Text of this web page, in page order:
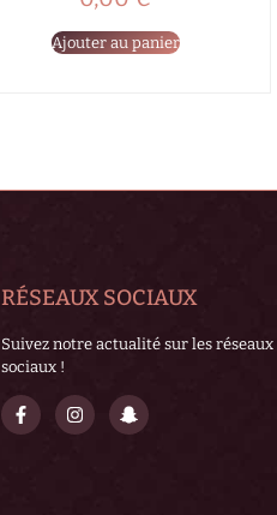
Ajouter au panier
RÉSEAUX SOCIAUX
Suivez notre actualité sur les réseaux
sociaux !